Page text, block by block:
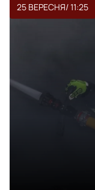
25 ВЕРЕСНЯ/ 11:25